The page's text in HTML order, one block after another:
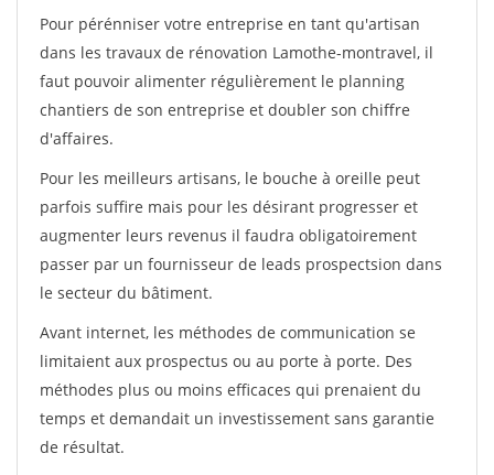
Pour pérénniser votre entreprise en tant qu'artisan
dans les travaux de rénovation Lamothe-montravel, il
faut pouvoir alimenter régulièrement le planning
chantiers de son entreprise et doubler son chiffre
d'affaires.
Pour les meilleurs artisans, le bouche à oreille peut
parfois suffire mais pour les désirant progresser et
augmenter leurs revenus il faudra obligatoirement
passer par un fournisseur de leads prospectsion dans
le secteur du bâtiment.
Avant internet, les méthodes de communication se
limitaient aux prospectus ou au porte à porte. Des
méthodes plus ou moins efficaces qui prenaient du
temps et demandait un investissement sans garantie
de résultat.